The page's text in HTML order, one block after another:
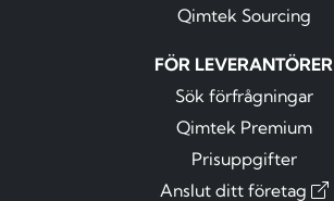
Qimtek Sourcing
FÖR LEVERANTÖRER
Sök förfrågningar
Qimtek Premium
Prisuppgifter
Anslut ditt företag